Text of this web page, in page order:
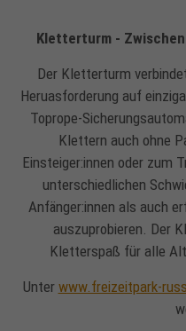
Kletterturm -
Der Kletterturm
Heruasforderung auf
Toprope-
Klettern auch ohne
Einsteiger:innen oder zum
unterschiedlichen
Anfänger:innen als auch
auszuprobieren. Der
Kletterspaß für alle
Unter www.freizeitpark-